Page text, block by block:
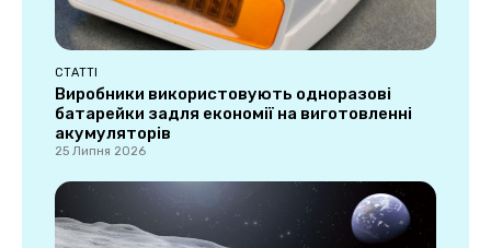
СТАТТІ
Виробники використовують одноразові
батарейки задля економії на виготовленні
акумуляторів
25 Липня 2026